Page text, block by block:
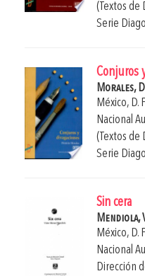
(Textos de
Serie
Conjuros
Morales,
México, D.
Nacional
(Textos de
Serie
Sin cera
Mendiola,
México, D.
Nacional
Dirección